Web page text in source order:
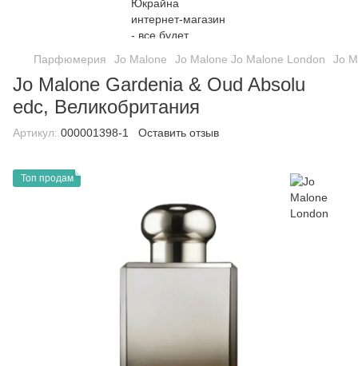
Парфюмерия Jo Malone Jo Malone Jo Malone London Jo
Jo Malone Gardenia & Oud Absolu
edc, Великобритания
Артикул: 000001398-1 Оставить отзыв
Топ продам